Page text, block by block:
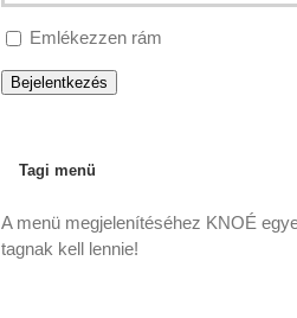
Emlékezzen rám
Bejelentkezés
Tagi menü
A menü megjelenítéséhez KNOÉ
tagnak kell lennie!